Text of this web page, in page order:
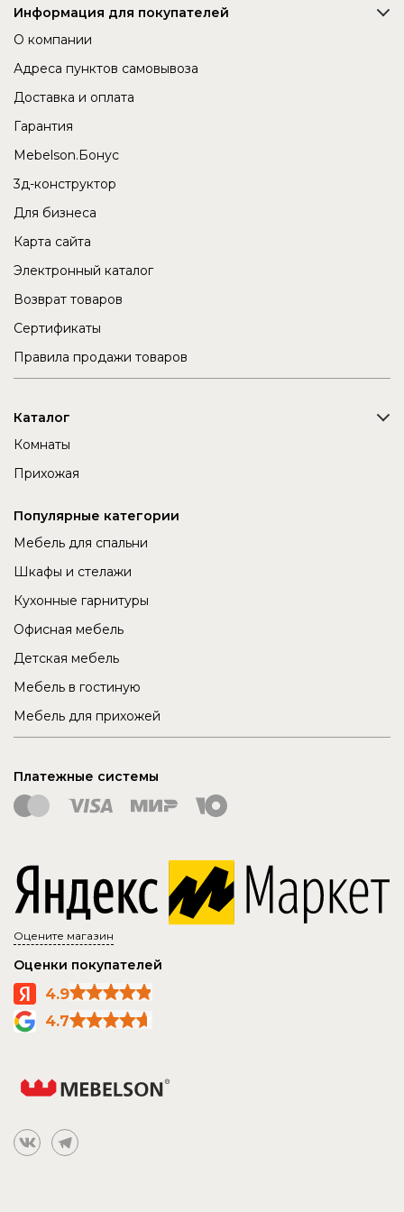
Информация для покупателей
О компании
Адреса пунктов самовывоза
Доставка и оплата
Гарантия
Mebelson.Бонус
3д-конструктор
Для бизнеса
Карта сайта
Электронный каталог
Возврат товаров
Сертификаты
Правила продажи товаров
Каталог
Комнаты
Прихожая
Популярные категории
Мебель для спальни
Шкафы и стелажи
Кухонные гарнитуры
Офисная мебель
Детская мебель
Мебель в гостиную
Мебель для прихожей
Платежные системы
Оцените магазин
Оценки покупателей
4.9
4.7